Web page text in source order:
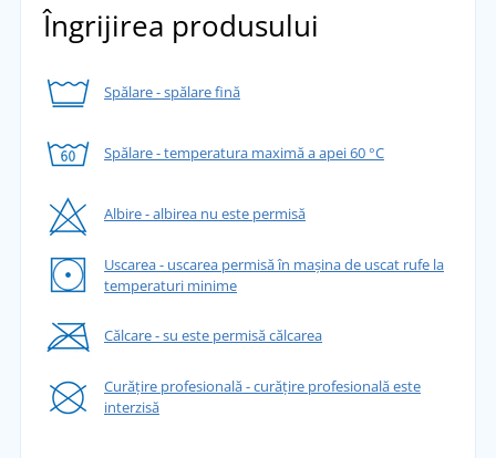
Îngrijirea produsului
Spălare - spălare fină
Spălare - temperatura maximă a apei 60 °C
Albire - albirea nu este permisă
Uscarea - uscarea permisă în mașina de uscat rufe la
temperaturi minime
Călcare - su este permisă călcarea
Curățire profesională - curățire profesională este
interzisă